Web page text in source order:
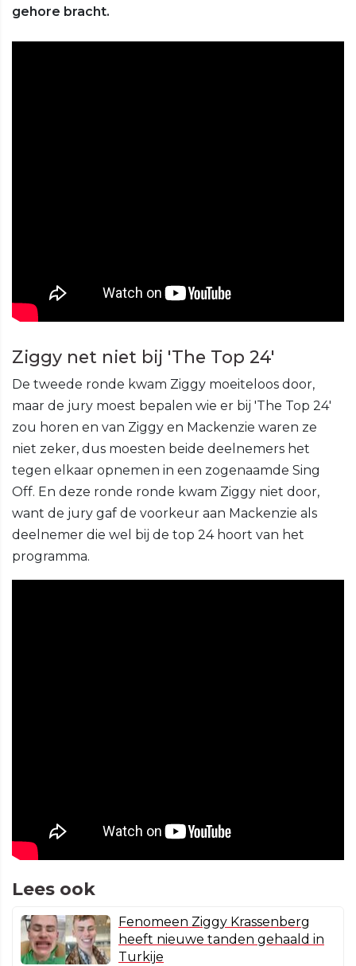
gehore bracht.
Ziggy net niet bij 'The Top 24'
De tweede ronde kwam Ziggy moeiteloos door,
maar de jury moest bepalen wie er bij 'The Top 24'
zou horen en van Ziggy en Mackenzie waren ze
niet zeker, dus moesten beide deelnemers het
tegen elkaar opnemen in een zogenaamde Sing
Off. En deze ronde ronde kwam Ziggy niet door,
want de jury gaf de voorkeur aan Mackenzie als
deelnemer die wel bij de top 24 hoort van het
programma.
Lees ook
Fenomeen Ziggy Krassenberg
heeft nieuwe tanden gehaald in
Turkije